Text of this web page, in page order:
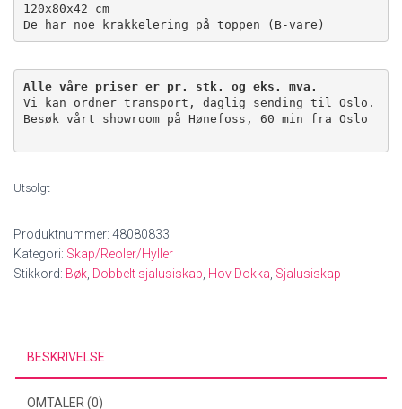
120x80x42 cm
De har noe krakkelering på toppen (B-vare)
Alle våre priser er pr. stk. og eks. mva.
Vi kan ordner transport, daglig sending til Oslo.
Besøk vårt showroom på Hønefoss, 60 min fra Oslo
Utsolgt
Produktnummer: 48080833
Kategori: Skap/Reoler/Hyller
Stikkord: Bøk, Dobbelt sjalusiskap, Hov Dokka, Sjalusiskap
BESKRIVELSE
OMTALER (0)